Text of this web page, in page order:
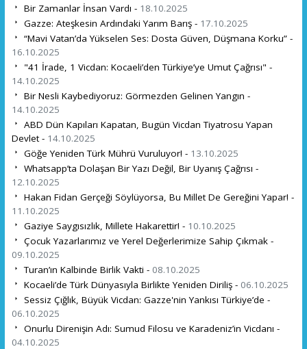
Bir Zamanlar İnsan Vardı - 18.10.2025
Gazze: Ateşkesin Ardındaki Yarım Barış - 17.10.2025
“Mavi Vatan’da Yükselen Ses: Dosta Güven, Düşmana Korku” -
16.10.2025
"41 İrade, 1 Vicdan: Kocaeli’den Türkiye’ye Umut Çağrısı" -
14.10.2025
Bir Nesli Kaybediyoruz: Görmezden Gelinen Yangın -
14.10.2025
ABD Dün Kapıları Kapatan, Bugün Vicdan Tiyatrosu Yapan
Devlet - 14.10.2025
Göğe Yeniden Türk Mührü Vuruluyor! - 13.10.2025
Whatsapp’ta Dolaşan Bir Yazı Değil, Bir Uyanış Çağrısı -
12.10.2025
Hakan Fidan Gerçeği Söylüyorsa, Bu Millet De Gereğini Yapar! -
11.10.2025
Gaziye Saygısızlık, Millete Hakarettir! - 10.10.2025
Çocuk Yazarlarımız ve Yerel Değerlerimize Sahip Çıkmak -
09.10.2025
Turan’ın Kalbinde Birlik Vakti - 08.10.2025
Kocaeli’de Türk Dünyasıyla Birlikte Yeniden Diriliş - 06.10.2025
Sessiz Çığlık, Büyük Vicdan: Gazze'nin Yankısı Türkiye’de -
06.10.2025
Onurlu Direnişin Adı: Sumud Filosu ve Karadeniz’in Vicdanı -
04.10.2025